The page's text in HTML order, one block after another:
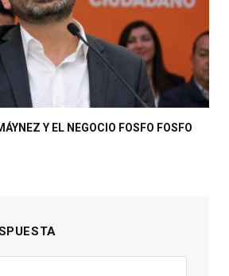
Y EL NEGOCIO FOSFO FOSFO